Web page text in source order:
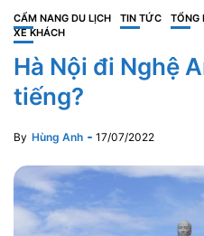
CẨM NANG DU LỊCH TIN TỨC
TỔNG
XE KHÁCH
Hà Nội đi Nghệ
tiếng?
By Hùng Anh 17/07/2022